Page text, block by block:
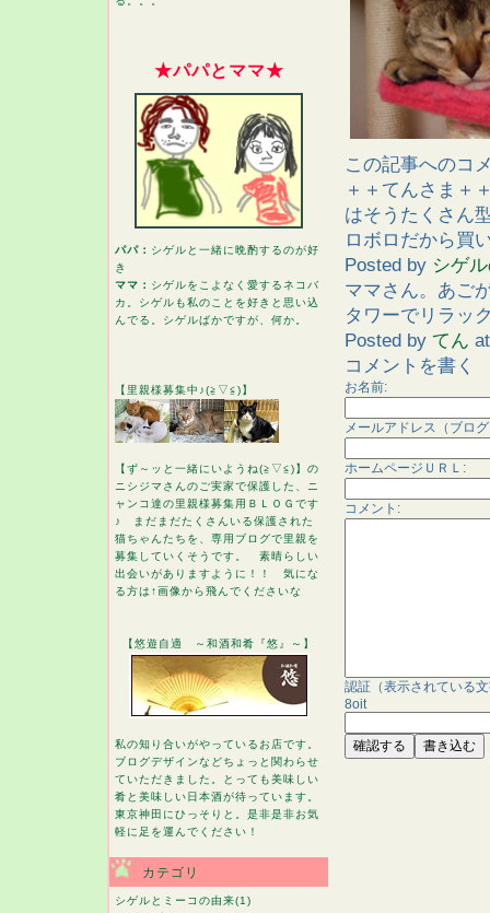
★パパとママ★
パパ： シゲルと一緒に晩酌するのが好
き
ママ： シゲルをこよなく愛するネコバ
カ。シゲルも私のことを好きと思い込
んでる。シゲルばかですが、何か。
【里親様募集中♪(≧▽≦)】
【ず～ッと一緒にいようね(≧▽≦)】の
ニシジマさんのご実家で保護した、ニ
ャンコ達の里親様募集用ＢＬＯＧです
♪ まだまだたくさんいる保護された
猫ちゃんたちを、専用ブログで里親を
募集していくそうです。 素晴らしい
出会いがありますように！！ 気にな
る方は↑画像から飛んでくださいな
【悠遊自適 ～和酒和肴『悠』～】
私の知り合いがやっているお店です。
ブログデザインなどちょっと関わらせ
ていただきました。とっても美味しい
肴と美味しい日本酒が待っています。
東京神田にひっそりと。是非是非お気
軽に足を運んでください！
カテゴリ
シゲルとミーコの由来(1)
この記事へのコ
＋＋てんさま＋
はそうたくさん
ロボロだから買
Posted by シゲ
ママさん。あご
タワーでリラッ
Posted by てん
コメントを書く
お名前:
メールアドレス（ブロ
ホームページＵＲＬ:
コメント:
認証（表示されている
8oit